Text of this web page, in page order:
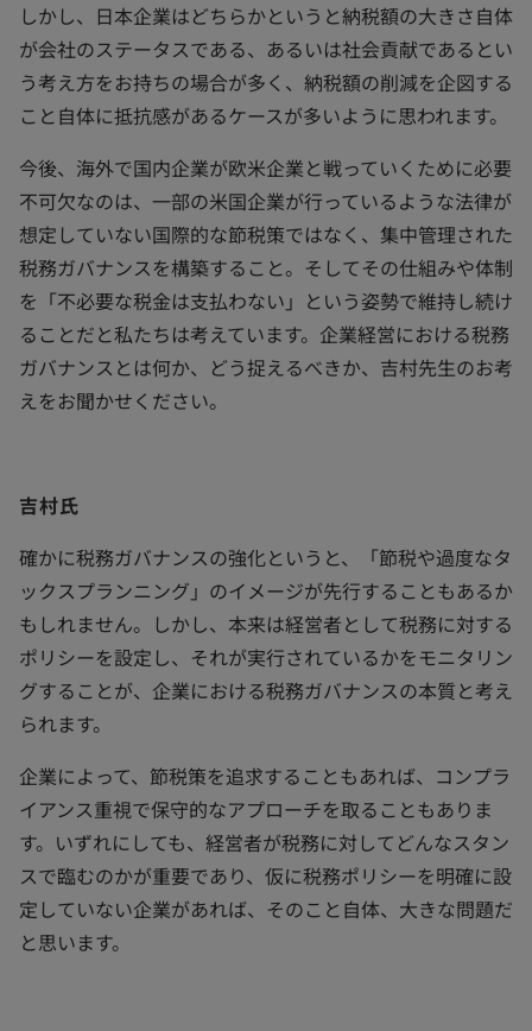
しかし、日本企業はどちらかというと納税額の大きさ自体
が会社のステータスである、あるいは社会貢献であるとい
う考え方をお持ちの場合が多く、納税額の削減を企図する
こと自体に抵抗感があるケースが多いように思われます。
今後、海外で国内企業が欧米企業と戦っていくために必要
不可欠なのは、一部の米国企業が行っているような法律が
想定していない国際的な節税策ではなく、集中管理された
税務ガバナンスを構築すること。そしてその仕組みや体制
を「不必要な税金は支払わない」という姿勢で維持し続け
ることだと私たちは考えています。企業経営における税務
ガバナンスとは何か、どう捉えるべきか、吉村先生のお考
えをお聞かせください。
吉村氏
確かに税務ガバナンスの強化というと、「節税や過度なタ
ックスプランニング」のイメージが先行することもあるか
もしれません。しかし、本来は経営者として税務に対する
ポリシーを設定し、それが実行されているかをモニタリン
グすることが、企業における税務ガバナンスの本質と考え
られます。
企業によって、節税策を追求することもあれば、コンプラ
イアンス重視で保守的なアプローチを取ることもありま
す。いずれにしても、経営者が税務に対してどんなスタン
スで臨むのかが重要であり、仮に税務ポリシーを明確に設
定していない企業があれば、そのこと自体、大きな問題だ
と思います。